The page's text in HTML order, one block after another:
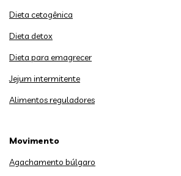
Dieta cetogênica
Dieta detox
Dieta para emagrecer
Jejum intermitente
Alimentos reguladores
Movimento
Agachamento búlgaro